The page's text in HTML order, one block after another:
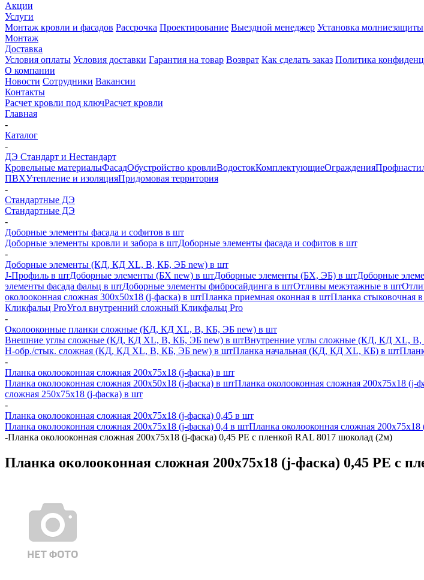
Акции
Услуги
Монтаж кровли и фасадов Рассрочка Проектирование Выездной менеджер Установка молниезащиты
Монтаж
Доставка
Условия оплаты Условия доставки Гарантия на товар Возврат Как сделать заказ Политика
О компании
Новости Сотрудники Вакансии
Контакты
Расчет кровли под ключРасчет кровли
Главная
-
Каталог
-
ДЭ Стандарт и Нестандарт
Кровельные материалыФасадОбустройство кровлиВодостокКомплектующиеОграждения
ПВХУтепление и изоляцияПридомовая территория
-
Стандартные ДЭ
Стандартные ДЭ
-
Доборные элементы фасада и софитов в шт
Доборные элементы кровли и забора в штДоборные элементы фасада и софитов в шт
-
Доборные элементы (КД, КД XL, В, КБ, ЭБ new) в шт
J-Профиль в штДоборные элементы (БХ new) в штДоборные элементы (БХ, ЭБ) в штДоборные
элементы фасада фальц в штДоборные элементы фибросайдинга в штОтливы межэтажные в шт
околооконная сложная 300х50х18 (j-фаска) в штПланка приемная оконная в штПланка стыковочная
Кликфальц ProУгол внутренний сложный Кликфальц Pro
-
Околооконные планки сложные (КД, КД XL, В, КБ, ЭБ new) в шт
Внешние углы сложные (КД, КД XL, В, КБ, ЭБ new) в штВнутренние углы сложные (КД, КД XL,
H-обр./стык. сложная (КД, КД XL, В, КБ, ЭБ new) в штПланка начальная (КД, КД XL, КБ) в шт
-
Планка околооконная сложная 200х75х18 (j-фаска) в шт
Планка околооконная сложная 200х50х18 (j-фаска) в штПланка околооконная сложная 200х75х18 (j-
сложная 250х75х18 (j-фаска) в шт
-
Планка околооконная сложная 200х75х18 (j-фаска) 0,45 в шт
Планка околооконная сложная 200х75х18 (j-фаска) 0,4 в штПланка околооконная сложная
-Планка околооконная сложная 200х75х18 (j-фаска) 0,45 PE с пленкой RAL 8017 шоколад (2м)
Планка околооконная сложная 200х75х18 (j-фаска) 0,45 PE с